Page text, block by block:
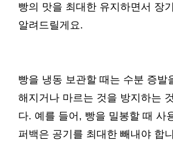
빵의 맛을 최대한 유지하면서 장
알려드릴게요.
빵을 냉동 보관할 때는 수분 증발
해지거나 마르는 것을 방지하는
다. 예를 들어, 빵을 밀봉할 때 사
퍼백은 공기를 최대한 빼내야 합